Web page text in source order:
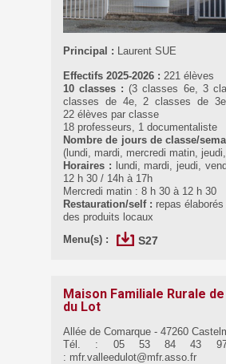
Principal : Laurent SUE
Effectifs 2025-2026 : 221 élèves
10 classes : (3 classes 6e, 3
classes de 4e, 2 classes de
22 élèves par classe
18 professeurs, 1 documentaliste
Nombre de jours de classe/
(lundi, mardi, mercredi matin,
Horaires : lundi, mardi, jeudi,
12 h 30 / 14h à 17h
Mercredi matin : 8 h 30 à 12 h 30
Restauration/self : repas
des produits locaux
Menu(s) :
S27
Maison Familiale Rurale
du Lot
Allée de Comarque - 47260
Tél. : 05 53 84 43 97
: mfr.valleedulot@mfr.asso.fr